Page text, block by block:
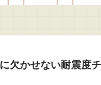
欠かせない耐震度